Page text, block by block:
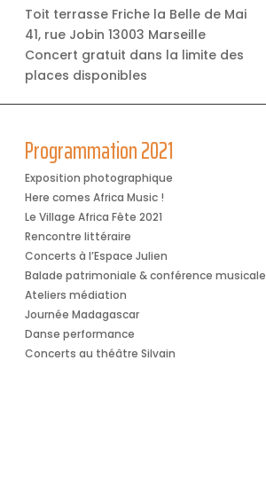
Toit terrasse Friche la Belle de Mai
41, rue Jobin 13003 Marseille
Concert gratuit dans la limite des
places disponibles
Programmation 2021
Exposition photographique
Here comes Africa Music !
Le Village Africa Fête 2021
Rencontre littéraire
Concerts à l’Espace Julien
Balade patrimoniale & conférence musicale
Ateliers médiation
Journée Madagascar
Danse performance
Concerts au théâtre Silvain